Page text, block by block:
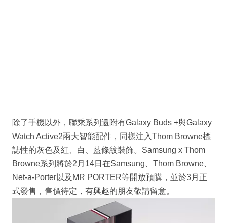
除了手機以外，聯乘系列還附有Galaxy Buds +與Galaxy
Watch Active2兩大智能配件，同樣注入Thom Browne標
誌性的灰色及紅、白、藍條紋裝飾。Samsung x Thom
Browne系列將於2月14日在Samsung、Thom Browne、
Net-a-Porter以及MR PORTER等開放預購，並於3月正
式發售，售價待定，有興趣的朋友敬請留意。